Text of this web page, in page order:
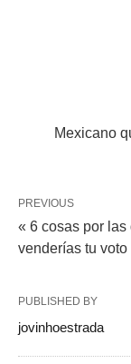
Mexicano
PREVIOUS
« 6 cosas por
venderías tu voto
PUBLISHED BY
jovinhoestrada